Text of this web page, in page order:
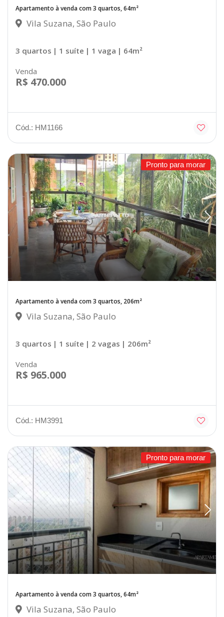
Apartamento à venda com 3 quartos, 64m²
Vila Suzana, São Paulo
3 quartos | 1 suíte | 1 vaga | 64m²
Venda
R$ 470.000
Cód.: HM1166
Pronto para morar
Apartamento à venda com 3 quartos, 206m²
Vila Suzana, São Paulo
3 quartos | 1 suíte | 2 vagas | 206m²
Venda
R$ 965.000
Cód.: HM3991
Pronto para morar
Apartamento à venda com 3 quartos, 64m²
Vila Suzana, São Paulo